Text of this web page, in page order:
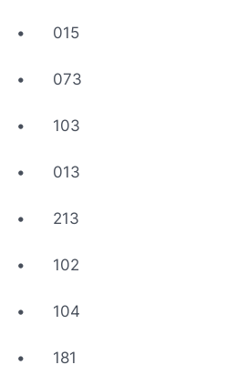
• 015
• 073
• 103
• 013
• 213
• 102
• 104
• 181